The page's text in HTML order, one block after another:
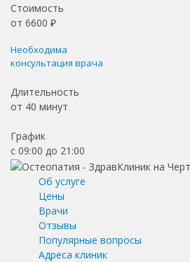
Стоимость
от 6600 ₽
Необходима
консультация врача
Длительность
от 40 минут
График
с 09:00 до 21:00
Об услуге
Цены
Врачи
Отзывы
Популярные вопросы
Адреса клиник